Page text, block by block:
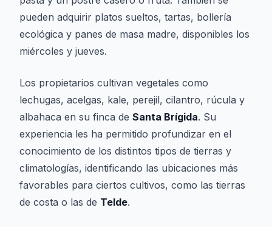
pueden adquirir platos sueltos, tartas, bollería
ecológica y panes de masa madre, disponibles los
miércoles y jueves.
Los propietarios cultivan vegetales como
lechugas, acelgas, kale, perejil, cilantro, rúcula y
albahaca en su finca de Santa Brígida. Su
experiencia les ha permitido profundizar en el
conocimiento de los distintos tipos de tierras y
climatologías, identificando las ubicaciones más
favorables para ciertos cultivos, como las tierras
de costa o las de Telde.